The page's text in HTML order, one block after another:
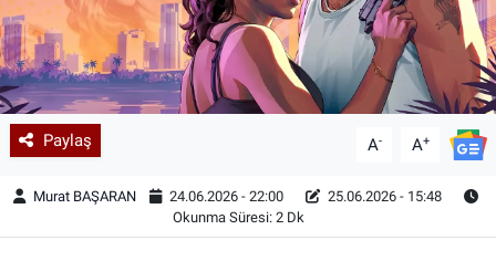
Paylaş A- A+
Murat BAŞARAN 24.06.2026 - 22:00
25.06.2026 - 15:48
Okunma Süresi: 2 Dk